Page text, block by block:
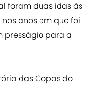
foram duas idas às
anos em que foi
presságio para a
das Copas do